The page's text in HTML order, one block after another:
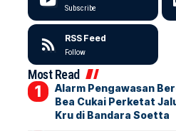
Subscribe
RSS Feed
Follow
Most Read
Alarm Pengawasan
Bea Cukai Perketat
Kru di Bandara Soetta